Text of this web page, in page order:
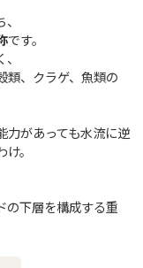
です。
類、クラゲ、魚類の
力があっても水流に逆
。
の下層を構成する重